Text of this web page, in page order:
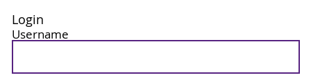
Login
Username